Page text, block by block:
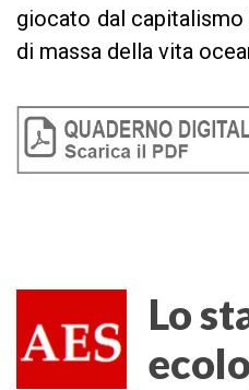
giocato dal
di massa della vita
Lo